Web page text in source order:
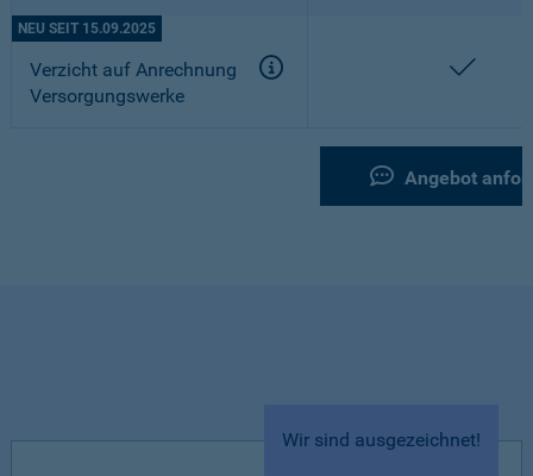
NEU SEIT 15.09.2025
Verzicht auf Anrechnung
Versorgungswerke
Angebot
Wir sind ausgezeichnet!